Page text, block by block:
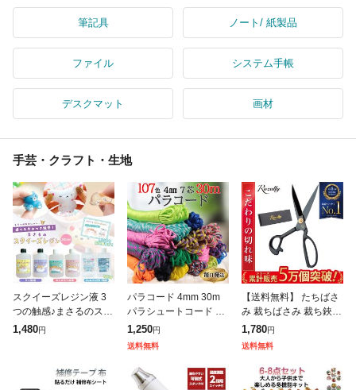
筆記具 ノート/ 紙製品
ファイル システム手帳
デスクマット 画材
手芸・クラフト・生地
スクイーズレジン液 3
つの触感♪まさるのスク
イーズレジン セット グ
1,480円
パラコード 4mm 30m
パラシュートコード テ
ントロープ ガイドロー
プ 手芸 7芯 107色 ハン
犬
1,250円
送料無料
【送料無料】 たちばさ
み 裁ちばさみ 裁ち鋏
洋裁 たちばさみ 手芸
はさみ 裁縫 裁ちばさみ
み 裁縫ハ
1,780円
送料無料